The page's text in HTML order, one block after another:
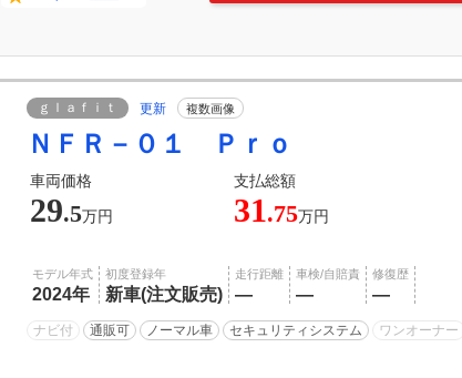
ｇｌａｆｉｔ 更新 複数画像
ＮＦＲ－０１ Ｐｒｏ
車両価格 支払総額
29.5万円 31.75万円
モデル年式
2024年
初度登録年
新車(注文販売)
走行距離
―
車検/自賠責
―
修復歴
―
ナビ付 通販可 ノーマル車 セキュリティシステム ワンオーナー